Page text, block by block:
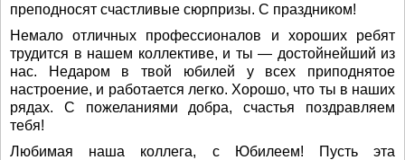
преподносят счастливые сюрпризы. С праздником!
Немало отличных профессионалов и хороших ребят
трудится в нашем коллективе, и ты — достойнейший из
нас. Недаром в твой юбилей у всех приподнятое
настроение, и работается легко. Хорошо, что ты в наших
рядах. С пожеланиями добра, счастья поздравляем
тебя!
Любимая наша коллега, с Юбилеем! Пусть эта